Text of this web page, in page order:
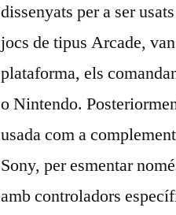
dissenyats per a ser
jocs de tipus Arcade,
plataforma, els
o Nintendo.
usada com a
Sony, per esmentar
amb controladors